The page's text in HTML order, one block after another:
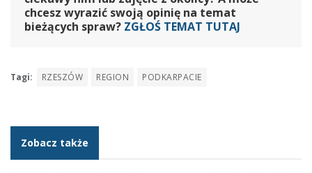
chcesz wyrazić swoją opinię na temat
bieżących spraw? ZGŁOŚ TEMAT TUTAJ
Tagi: RZESZÓW REGION PODKARPACIE
Zobacz także